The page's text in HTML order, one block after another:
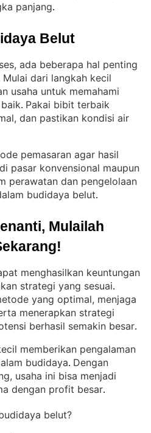
panjang.
Belut
ada beberapa hal penting
Mulai dari langkah kecil
usaha untuk memahami
. Pakai bibit terbaik
dan pastikan kondisi air
pemasaran agar hasil
pasar konvensional maupun
perawatan dan pengelolaan
budidaya belut.
Mulailah
menghasilkan keuntungan
strategi yang sesuai
yang optimal, menjaga
menerapkan strategi
berhasil semakin besar.
memberikan pengalaman
budidaya. Dengan
usaha ini bisa menjadi
dengan profit besar.
belut?